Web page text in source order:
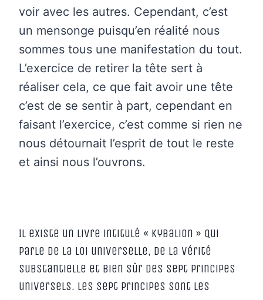
voir avec les autres. Cependant, c’est
un mensonge puisqu’en réalité nous
sommes tous une manifestation du tout.
L’exercice de retirer la tête sert à
réaliser cela, ce que fait avoir une tête
c’est de se sentir à part, cependant en
faisant l’exercice, c’est comme si rien ne
nous détournait l’esprit de tout le reste
et ainsi nous l’ouvrons.
Il existe un livre intitulé « Kybalion » qui
parle de la loi universelle, de la vérité
substantielle et bien sûr des sept principes
universels. Les sept principes sont les